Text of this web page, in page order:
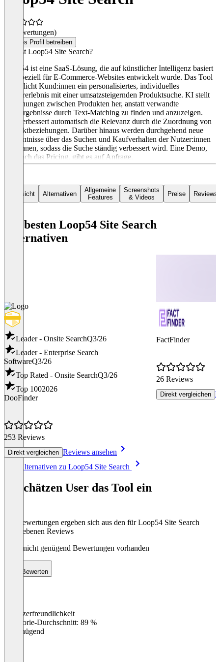
(0 Bewertungen)
Dieses Profil betreiben
Was ist Loop54 Site Search?
Loop54 ist eine SaaS-Lösung, die auf künstlicher Intelligenz basiert
und speziell für E-Commerce-Websites entwickelt wurde. Das Tool
ermöglicht Kund:innen ein personalisiertes, individuelles
Nutzererlebnis mit einer umsatzsteigernden Produktsuche. KI stellt
Beziehungen zwischen Produkten her, anstatt verwandte
Suchergebnisse durch Text-Matching zu finden und anzuzeigen.
Das verbessert automatisch die Relevanz durch die Zuordnung von
Produktbeziehungen. Darüber hinaus werden durchgehend neue
Erkenntnisse über das Suchen und Kaufverhalten der Nutzer:innen
gewonnen, sodass die Suche ständig verbessert wird. Eine Demo,
wie auch das Pricing, gibt es auf Anfrage.
Übersicht Alternativen
Allgemeine
Features
Screenshots
& Videos
Preise Reviews
Die besten Loop54 Site Search
Alternativen
Leader - Onsite SearchQ3/26
Leader - Enterprise Search
SoftwareQ3/26
Top Rated - Onsite SearchQ3/26
Top 1002026
DooFinder
253 Reviews
Direkt vergleichen Reviews ansehen
FactFinder
26 Reviews
Direkt vergleichen
Alle Alternativen zu Loop54 Site Search
So schätzen User das Tool ein
Die Bewertungen ergeben sich aus den für Loop54 Site Search
abgegebenen Reviews
Noch nicht genügend Bewertungen vorhanden
Bewerten
Benutzerfreundlichkeit
Kategorie-Durchschnitt: 89 %
Ungenügend